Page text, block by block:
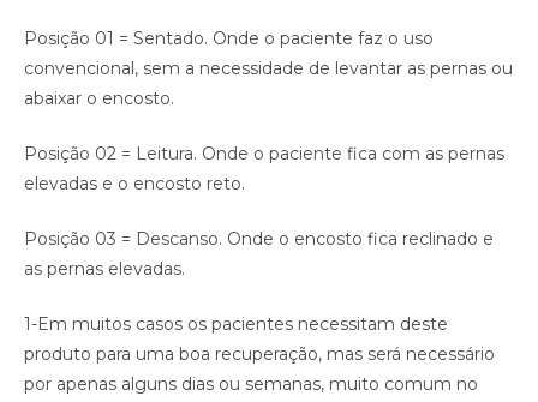
Posição 01 = Sentado. Onde o paciente faz o uso
convencional, sem a necessidade de levantar as pernas ou
abaixar o encosto.
Posição 02 = Leitura. Onde o paciente fica com as pernas
elevadas e o encosto reto.
Posição 03 = Descanso. Onde o encosto fica reclinado e
as pernas elevadas.
1-Em muitos casos os pacientes necessitam deste
produto para uma boa recuperação, mas será necessário
por apenas alguns dias ou semanas, muito comum no